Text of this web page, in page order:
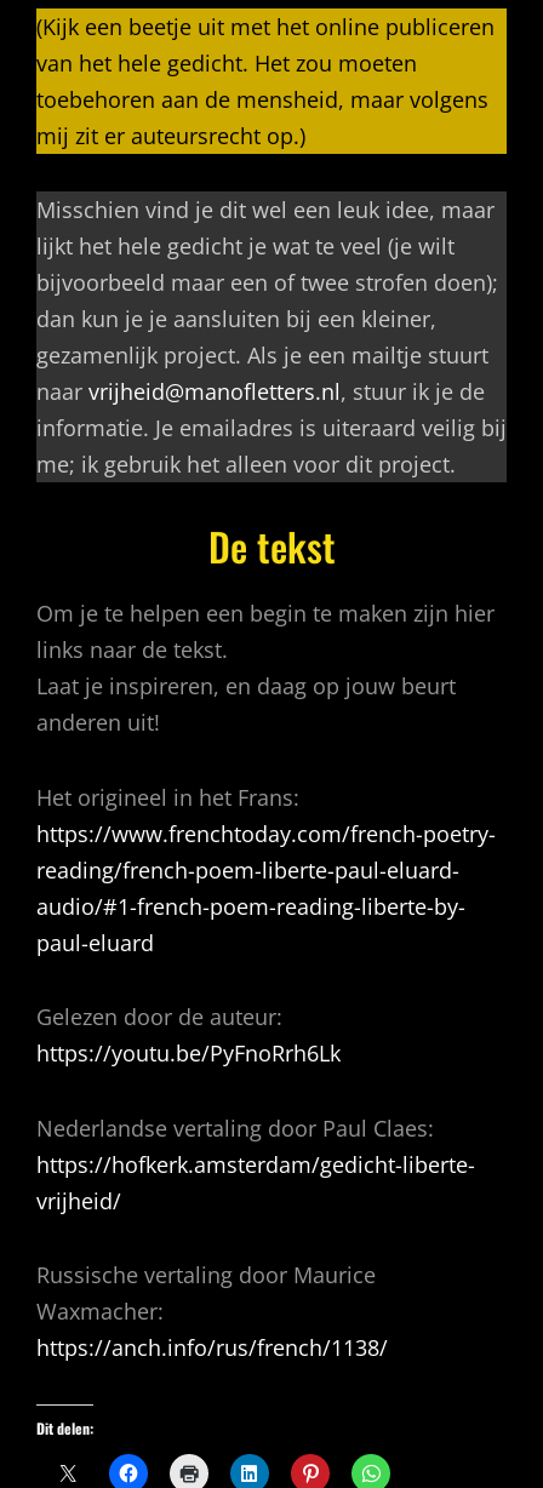
(Kijk een beetje uit met het online publiceren
van het hele gedicht. Het zou moeten
toebehoren aan de mensheid, maar volgens
mij zit er auteursrecht op.)
Misschien vind je dit wel een leuk idee, maar
lijkt het hele gedicht je wat te veel (je wilt
bijvoorbeeld maar een of twee strofen doen);
dan kun je je aansluiten bij een kleiner,
gezamenlijk project. Als je een mailtje stuurt
naar vrijheid@manofletters.nl, stuur ik je de
informatie. Je emailadres is uiteraard veilig bij
me; ik gebruik het alleen voor dit project.
De tekst
Om je te helpen een begin te maken zijn hier
links naar de tekst.
Laat je inspireren, en daag op jouw beurt
anderen uit!
Het origineel in het Frans:
https://www.frenchtoday.com/french-poetry-
reading/french-poem-liberte-paul-eluard-
audio/#1-french-poem-reading-liberte-by-
paul-eluard
Gelezen door de auteur:
https://youtu.be/PyFnoRrh6Lk
Nederlandse vertaling door Paul Claes:
https://hofkerk.amsterdam/gedicht-liberte-
vrijheid/
Russische vertaling door Maurice
Waxmacher:
https://anch.info/rus/french/1138/
Dit delen: